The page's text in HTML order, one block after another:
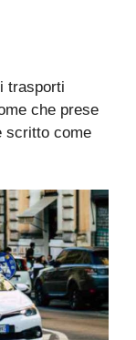
trasporti
che prese
scritto come